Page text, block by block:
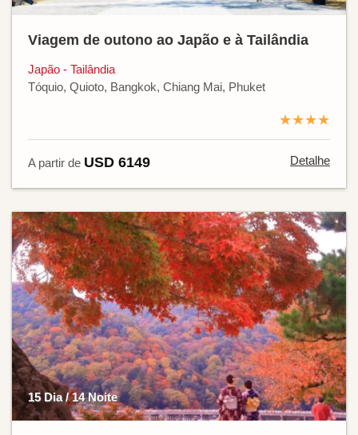
Viagem de outono ao Japão e à Tailândia
Japão - Tailândia
Tóquio, Quioto, Bangkok, Chiang Mai, Phuket
★★★★
A partir de USD 6149 Detalhe
15 Dia / 14 Noite